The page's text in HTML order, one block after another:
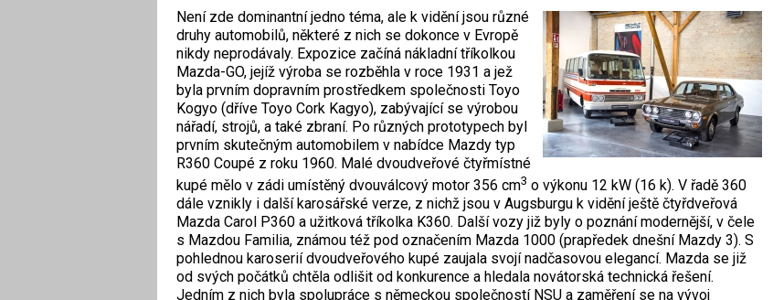
Není zde dominantní jedno téma, ale k vidění jsou různé
druhy automobilů, některé z nich se dokonce v Evropě
nikdy neprodávaly. Expozice začíná nákladní tříkolkou
Mazda-GO, jejíž výroba se rozběhla v roce 1931 a jež
byla prvním dopravním prostředkem společnosti Toyo
Kogyo (dříve Toyo Cork Kagyo), zabývající se výrobou
nářadí, strojů, a také zbraní. Po různých prototypech byl
prvním skutečným automobilem v nabídce Mazdy typ
R360 Coupé z roku 1960. Malé dvoudveřové čtyřmístné
kupé mělo v zádi umístěný dvouválcový motor 356 cm3 o výkonu 12 kW (16 k). V řadě 360
dále vznikly i další karosářské verze, z nichž jsou v Augsburgu k vidění ještě čtyřdveřová
Mazda Carol P360 a užitková tříkolka K360. Další vozy již byly o poznání modernější, v čele
s Mazdou Familia, známou též pod označením Mazda 1000 (prapředek dnešní Mazdy 3). S
pohlednou karoserií dvoudveřového kupé zaujala svojí nadčasovou elegancí. Mazda se již
od svých počátků chtěla odlišit od konkurence a hledala novátorská technická řešení.
Jedním z nich byla spolupráce s německou společností NSU a zaměření se na vývoj